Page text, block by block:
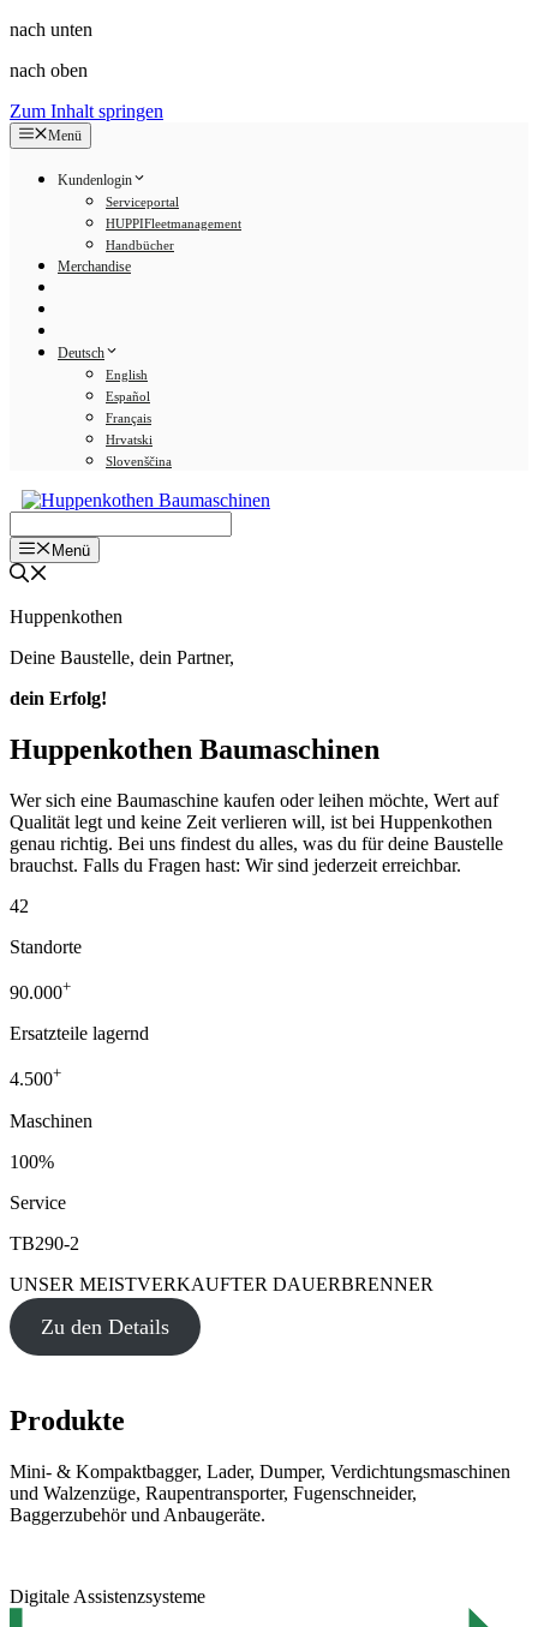
nach unten
nach oben
Zum Inhalt springen
Menü
Kundenlogin
Serviceportal
HUPPIFleetmanagement
Handbücher
Merchandise
Deutsch
English
Español
Français
Hrvatski
Slovenščina
Menü
Huppenkothen
Deine Baustelle, dein Partner,
dein Erfolg!
Huppenkothen Baumaschinen
Wer sich eine Baumaschine kaufen oder leihen möchte, Wert auf
Qualität legt und keine Zeit verlieren will, ist bei Huppenkothen
genau richtig. Bei uns findest du alles, was du für deine Baustelle
brauchst. Falls du Fragen hast: Wir sind jederzeit erreichbar.
42
Standorte
90.000+
Ersatzteile lagernd
4.500+
Maschinen
100%
Service
TB290-2
UNSER MEISTVERKAUFTER DAUERBRENNER
Zu den Details
Produkte
Mini- & Kompaktbagger, Lader, Dumper, Verdichtungsmaschinen
und Walzenzüge, Raupentransporter, Fugenschneider,
Baggerzubehör und Anbaugeräte.
Digitale Assistenzsysteme